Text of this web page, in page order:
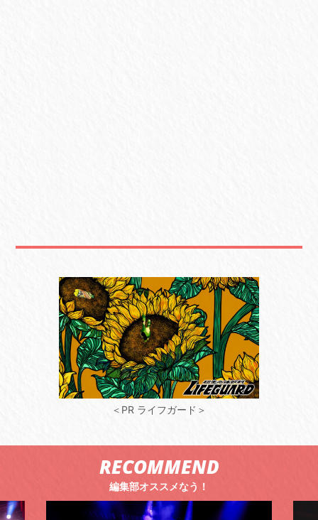
＜PR ライフガード＞
RECOMMEND
編集部オススメなう！